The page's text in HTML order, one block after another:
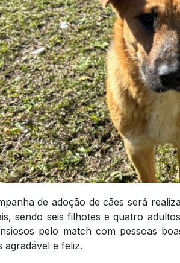
de adoção de cães será
sendo seis filhotes e quatro
pelo match com pessoas
agradável e feliz.